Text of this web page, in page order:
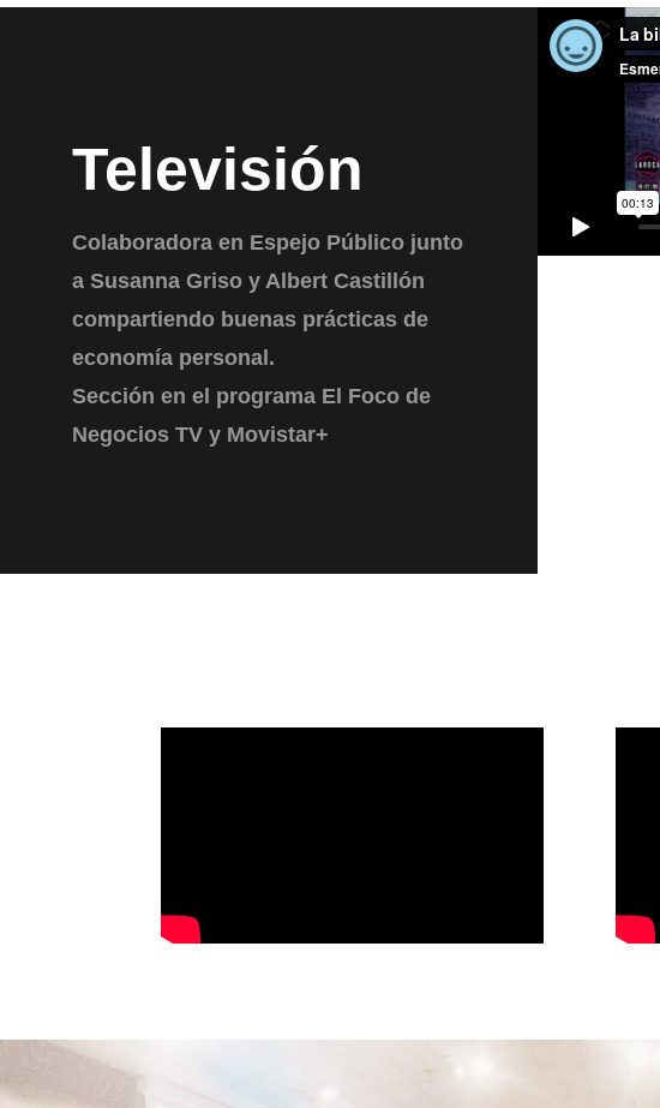
Televisión
Colaboradora en Espejo Público junto
a Susanna Griso y Albert Castillón
compartiendo buenas prácticas de
economía personal.
Sección en el programa El Foco de
Negocios TV y Movistar+